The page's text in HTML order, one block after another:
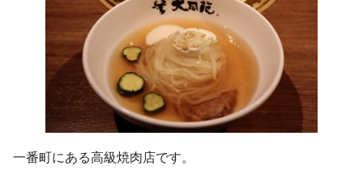
一番町にある高級焼肉店です。